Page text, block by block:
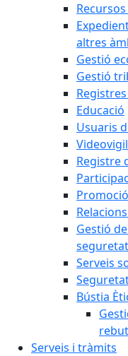
altres
Gestió
Gestió
Educació
Usuaris
Registre
Gestió
seguretat
Serveis
Bústia
Serveis i tràmits